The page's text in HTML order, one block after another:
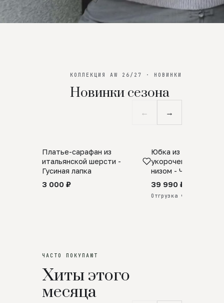
КОЛЛЕКЦИЯ AW 26/27 · НОВИНКИ
Новинки сезона
← →
SALE
Платье-сарафан из
итальянской шерсти -
Гусиная лапка
3 000 ₽
ПРЕДЗАКАЗ
Юбка из
укороченная с
низом - Черный
39 990 ₽
Отгрузка через 25 дней
ЧАСТО ПОКУПАЮТ
Хиты этого
месяца